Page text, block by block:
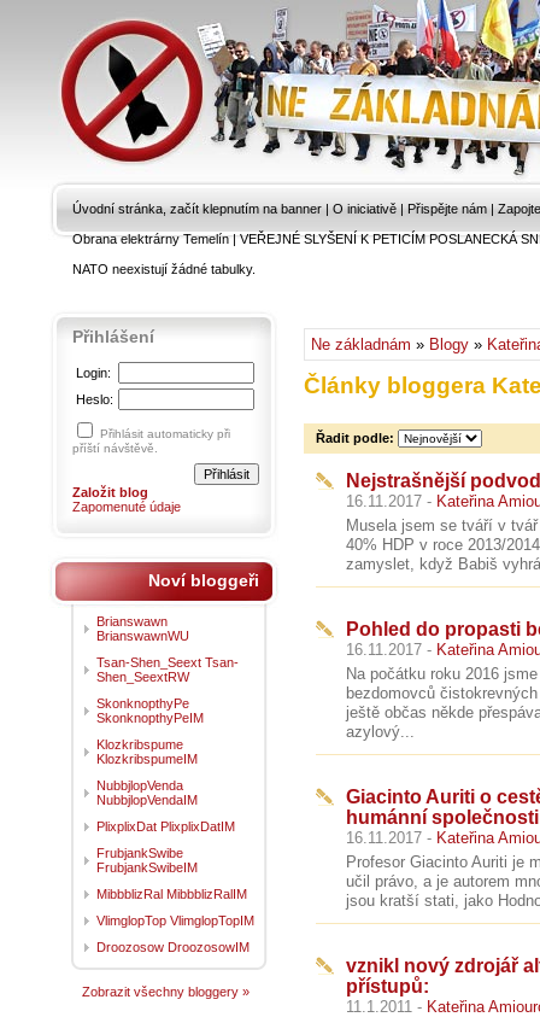
Úvodní stránka, začít klepnutím na banner | O iniciativě | Přispějte nám |
Obrana elektrárny Temelín|VEŘEJNÉ SLYŠENÍ K PETICÍM POSLANECKÁ
NATO neexistují žádné tabulky.
Ne základnám » Blogy »
Články bloggera
Řadit podle:
Nejstrašnější
16.11.2017 - Kateřina
Musela jsem se tváří v
40% HDP v roce 2013/
zamyslet, když Babiš
Pohled do propasti
16.11.2017 - Kateřina
Na počátku roku 2016
bezdomovců
ještě občas někde
azylový...
Giacinto Auriti o
humánní společnosti
16.11.2017 - Kateřina
Profesor Giacinto Auriti je
učil právo, a je autorem
jsou kratší stati, jako
vznikl nový zdrojář
přístupů:
11.1.2011 - Kateřina
Přihlášení
Login:
Heslo:
Přihlásit automaticky při
příští návštěvě.
Založit blog
Zapomenuté údaje
Noví bloggeři
Brianswawn
BrianswawnWU
Tsan-Shen_Seext Tsan-
Shen_SeextRW
SkonknopthyPe
SkonknopthyPeIM
Klozkribspume
KlozkribspumeIM
NubbjlopVenda
NubbjlopVendaIM
PlixplixDat PlixplixDatIM
FrubjankSwibe
FrubjankSwibeIM
MibbblizRal MibbblizRalIM
VlimglopTop VlimglopTopIM
Droozosow DroozosowIM
Zobrazit všechny bloggery »